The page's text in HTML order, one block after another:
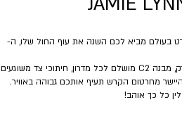
בעולם מביא לכם השנה את עוף החול שלו, ה-
גלישה חופשית ומהנה בכל מסלול ואף בפארק, מבנה C2 מושלם לכל מדרון, חיתוכי צד משוגעים
מחרטום הקרש תעיף אותכם גבוהה באוויר.
כל כך אוהב!